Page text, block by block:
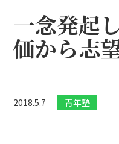
一念発起
価から志
2018.5.7 青年塾